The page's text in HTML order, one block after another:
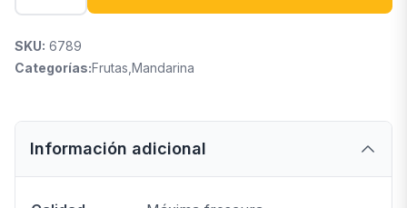
SKU: 6789
Categorías:Frutas Mandarina
Información adicional